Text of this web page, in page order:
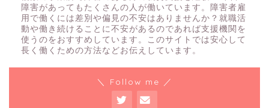
障害があってもたくさんの人が働いています。障害者雇
用で働くには差別や偏見の不安はありませんか？就職活
動や働き続けることに不安があるのであれば支援機関を
使うのをおすすめしています。このサイトでは安心して
長く働くための方法などお伝えしています。
＼ Follow me ／